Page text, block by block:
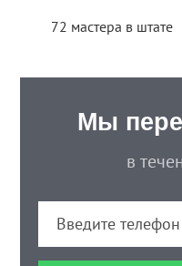
72 мастера в штате
Мы
в